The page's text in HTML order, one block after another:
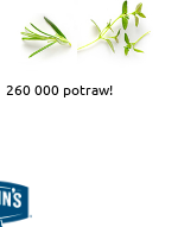
260 000 potraw!